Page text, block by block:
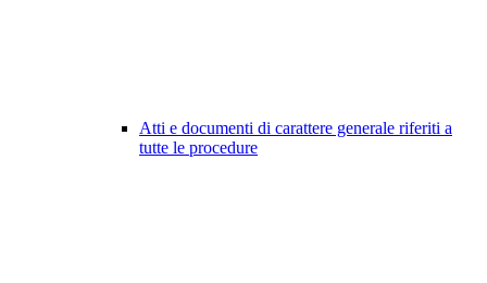
Atti e documenti di carattere generale riferiti a
tutte le procedure